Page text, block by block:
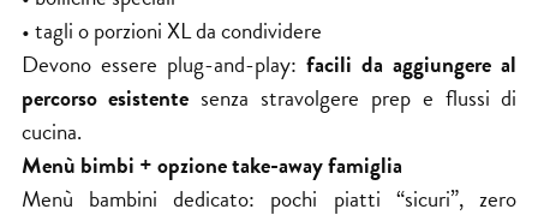
• tagli o porzioni XL da condividere
Devono essere plug-and-play: facili da aggiungere al
percorso esistente senza stravolgere prep e flussi di
cucina.
Menù bimbi + opzione take-away famiglia
Menù bambini dedicato: pochi piatti “sicuri”, zero